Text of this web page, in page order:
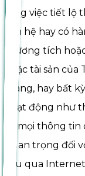
rằng việc tiết lộ
liên hệ hay có
thương tích hoặc
hoặc tài sản
Trang, hay bất
hoạt động như
cả mọi thông
quan trọng đối
liệu qua